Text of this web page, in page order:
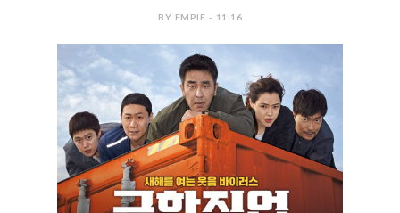
BY EMPIE - 11:16